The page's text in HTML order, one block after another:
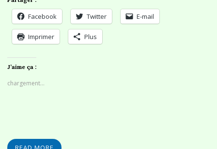
Facebook Twitter E-mail
Imprimer Plus
J’aime ça :
chargement…